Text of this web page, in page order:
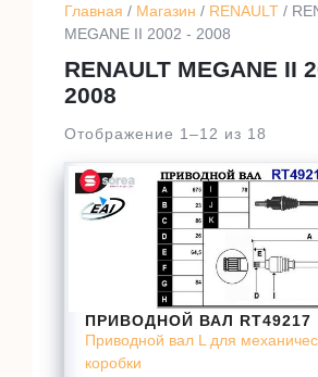
Главная / Магазин / RENAULT /
MEGANE II 2002 - 2008
RENAULT MEGANE II
2008
Отображение 1–12 из 18
ПРИВОДНОЙ ВАЛ RT49217
Приводной вал L для
коробки